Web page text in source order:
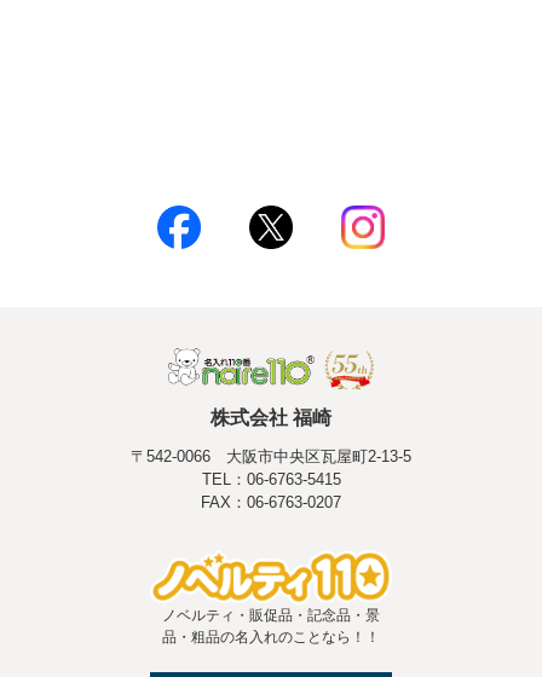
株式会社 福崎
〒542-0066 大阪市中央区瓦屋町2-13-5
TEL：06-6763-5415
FAX：06-6763-0207
ノベルティ・販促品・記念品・景
品・粗品の名入れのことなら！！